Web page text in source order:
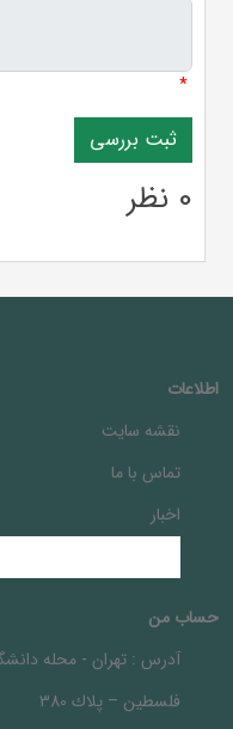
*
0 نظر
اطلاعات
نقشه سایت
تماس با ما
اخبار
حساب من
آدرس : تهران - محله
فلسطين – پلاك 380